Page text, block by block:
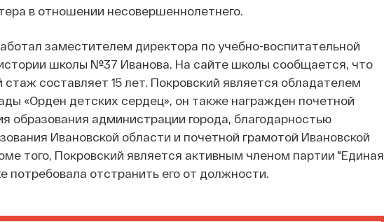
в отношении несовершеннолетнего.
заместителем директора по учебно-воспитательной
школы №37 Иванова. На сайте школы сообщается, что
составляет 15 лет. Покровский является обладателем
«Орден детских сердец», он также награжден почетной
образования администрации города, благодарностью
Ивановской области и почетной грамотой Ивановской
того, Покровский является активным членом партии "Единая
потребовала отстранить его от должности.